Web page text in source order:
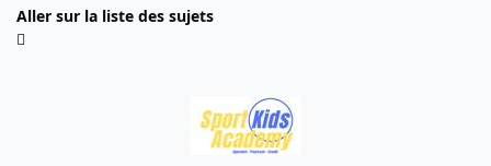
Aller sur la liste des sujets